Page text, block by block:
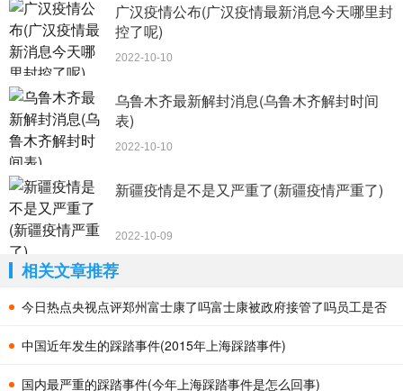
广汉疫情公布(广汉疫情最新消息今天哪里封
控了呢)
2022-10-10
乌鲁木齐最新解封消息(乌鲁木齐解封时间
表)
2022-10-10
新疆疫情是不是又严重了(新疆疫情严重了)
2022-10-09
相关文章推荐
今日热点央视点评郑州富士康了吗富士康被政府接管了吗员工是否
徒步回
中国近年发生的踩踏事件(2015年上海踩踏事件)
国内最严重的踩踏事件(今年上海踩踏事件是怎么回事)